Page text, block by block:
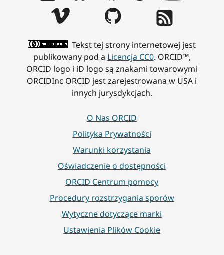
Tekst tej strony internetowej jest
publikowany pod a Licencja CC0. ORCID™,
ORCID logo i iD logo są znakami towarowymi
ORCIDInc ORCID jest zarejestrowana w USA i
innych jurysdykcjach.
O Nas ORCID
Polityka Prywatności
Warunki korzystania
Oświadczenie o dostępności
ORCID Centrum pomocy
Procedury rozstrzygania sporów
Wytyczne dotyczące marki
Ustawienia Plików Cookie